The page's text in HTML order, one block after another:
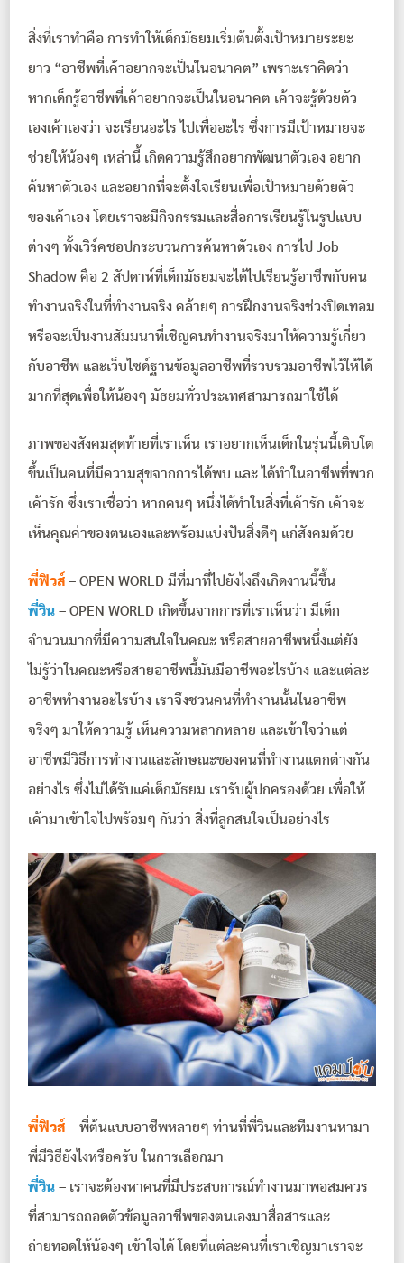
สิ่งที่เราทำคือ การทำให้เด็กมัธยมเริ่มต้นตั้งเป้าหมายระยะ
ยาว “อาชีพที่เค้าอยากจะเป็นในอนาคต” เพราะเราคิดว่า
หากเด็กรู้อาชีพที่เค้าอยากจะเป็นในอนาคต เค้าจะรู้ด้วยตัว
เองเค้าเองว่า จะเรียนอะไร ไปเพื่ออะไร ซึ่งการมีเป้าหมายจะ
ช่วยให้น้องๆ เหล่านี้ เกิดความรู้สึกอยากพัฒนาตัวเอง อยาก
ค้นหาตัวเอง และอยากที่จะตั้งใจเรียนเพื่อเป้าหมายด้วยตัว
ของเค้าเอง โดยเราจะมีกิจกรรมและสื่อการเรียนรู้ในรูปแบบ
ต่างๆ ทั้งเวิร์คชอปกระบวนการค้นหาตัวเอง การไป Job
Shadow คือ 2 สัปดาห์ที่เด็กมัธยมจะได้ไปเรียนรู้อาชีพกับคน
ทำงานจริงในที่ทำงานจริง คล้ายๆ การฝึกงานจริงช่วงปิดเทอม
หรือจะเป็นงานสัมมนาที่เชิญคนทำงานจริงมาให้ความรู้เกี่ยว
กับอาชีพ และเว็บไซด์ฐานข้อมูลอาชีพที่รวบรวมอาชีพไว้ให้ได้
มากที่สุดเพื่อให้น้องๆ มัธยมทั่วประเทศสามารถมาใช้ได้
ภาพของสังคมสุดท้ายที่เราเห็น เราอยากเห็นเด็กในรุ่นนี้เติบโต
ขึ้นเป็นคนที่มีความสุขจากการได้พบ และ ได้ทำในอาชีพที่พวก
เค้ารัก ซึ่งเราเชื่อว่า หากคนๆ หนึ่งได้ทำในสิ่งที่เค้ารัก เค้าจะ
เห็นคุณค่าของตนเองและพร้อมแบ่งปันสิ่งดีๆ แก่สังคมด้วย
พี่ฟิวส์ – OPEN WORLD มีที่มาที่ไปยังไงถึงเกิดงานนี้ขึ้น
พี่วิน – OPEN WORLD เกิดขึ้นจากการที่เราเห็นว่า มีเด็ก
จำนวนมากที่มีความสนใจในคณะ หรือสายอาชีพหนึ่งแต่ยัง
ไม่รู้ว่าในคณะหรือสายอาชีพนี้มันมีอาชีพอะไรบ้าง และแต่ละ
อาชีพทำงานอะไรบ้าง เราจึงชวนคนที่ทำงานนั้นในอาชีพ
จริงๆ มาให้ความรู้ เห็นความหลากหลาย และเข้าใจว่าแต่
อาชีพมีวิธีการทำงานและลักษณะของคนที่ทำงานแตกต่างกัน
อย่างไร ซึ่งไม่ได้รับแค่เด็กมัธยม เรารับผู้ปกครองด้วย เพื่อให้
เค้ามาเข้าใจไปพร้อมๆ กันว่า สิ่งที่ลูกสนใจเป็นอย่างไร
พี่ฟิวส์ – พี่ต้นแบบอาชีพหลายๆ ท่านที่พี่วินและทีมงานหามา
พี่มีวิธียังไงหรือครับ ในการเลือกมา
พี่วิน – เราจะต้องหาคนที่มีประสบการณ์ทำงานมาพอสมควร
ที่สามารถถอดตัวข้อมูลอาชีพของตนเองมาสื่อสารและ
ถ่ายทอดให้น้องๆ เข้าใจได้ โดยที่แต่ละคนที่เราเชิญมาเราจะ